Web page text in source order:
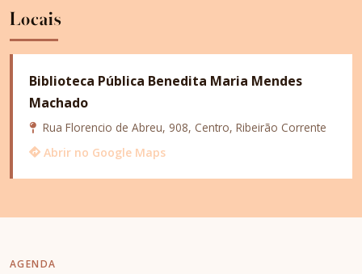
Locais
Biblioteca Pública Benedita Maria Mendes
Machado
Rua Florencio de Abreu, 908, Centro, Ribeirão Corrente
Abrir no Google Maps
AGENDA